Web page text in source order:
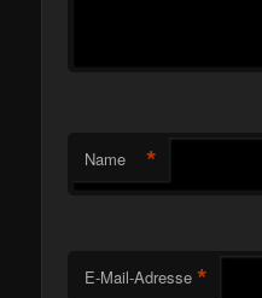
Name *
E-Mail-Adresse *